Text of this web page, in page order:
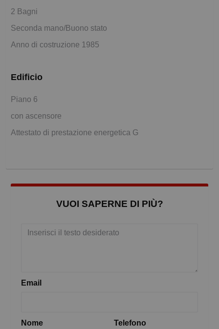
2 Bagni
Seconda mano/Buono stato
Anno di costruzione 1985
Edificio
Piano 6
con ascensore
Attestato di prestazione energetica G
VUOI SAPERNE DI PIÙ?
Email
Nome Telefono